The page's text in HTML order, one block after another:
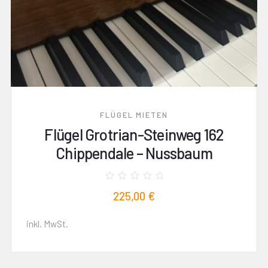
FLÜGEL MIETEN
Flügel Grotrian-Steinweg 162
Chippendale – Nussbaum
mit225,00 €
inkl. MwSt.